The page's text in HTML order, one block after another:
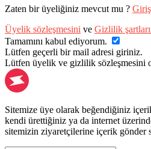
Zaten bir üyeliğiniz mevcut mu ?
Üyelik sözleşmesini ve Gizlilik
Tamamını kabul ediyorum.
Lütfen geçerli bir mail adresi giriniz.
Lütfen üyelik ve gizlilik sözleşmesini
Sitemize üye olarak beğendiğiniz
kendi ürettiğiniz ya da internet
sitemizin ziyaretçilerine içerik gönder